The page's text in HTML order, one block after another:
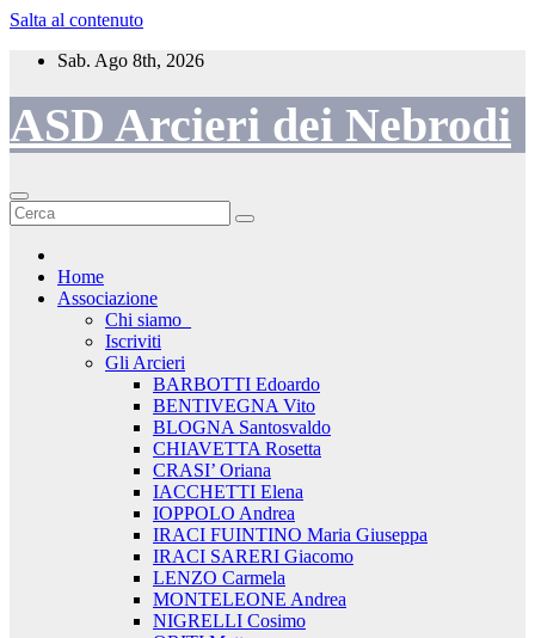
Salta al contenuto
Sab. Ago 8th, 2026
ASD Arcieri dei Nebrodi
Home
Associazione
Chi siamo_
Iscriviti
Gli Arcieri
BARBOTTI Edoardo
BENTIVEGNA Vito
BLOGNA Santosvaldo
CHIAVETTA Rosetta
CRASI’ Oriana
IACCHETTI Elena
IOPPOLO Andrea
IRACI FUINTINO Maria Giuseppa
IRACI SARERI Giacomo
LENZO Carmela
MONTELEONE Andrea
NIGRELLI Cosimo